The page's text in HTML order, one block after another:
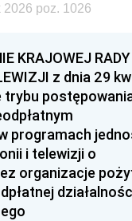
2026 poz. 1026
KRAJOWEJ RADY
z dnia 29
trybu
programach
i telewizji o
organizacje